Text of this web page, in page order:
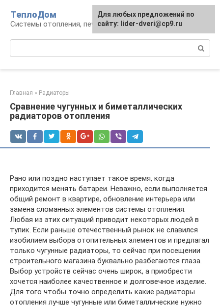
контенту
ТеплоДом
Системы отопления, печи и камины
Главная » Радиаторы
Сравнение чугунных и биметаллических
радиаторов отопления
Рано или поздно наступает такое время, когда
приходится менять батареи. Неважно, если выполняется
общий ремонт в квартире, обновление интерьера или
замена сломанных элементов системы отопления.
Любая из этих ситуаций приводит некоторых людей в
тупик. Если раньше отечественный рынок не славился
изобилием выбора отопительных элементов и предлагал
только чугунные радиаторы, то сейчас при посещении
строительного магазина буквально разбегаются глаза.
Выбор устройств сейчас очень широк, а приобрести
хочется наиболее качественное и долговечное изделие.
Для того чтобы точно определить какие радиаторы
отопления лучше чугунные или биметаллические нужно
Для любых предложений по
сайту: lider-dveri@cp9.ru